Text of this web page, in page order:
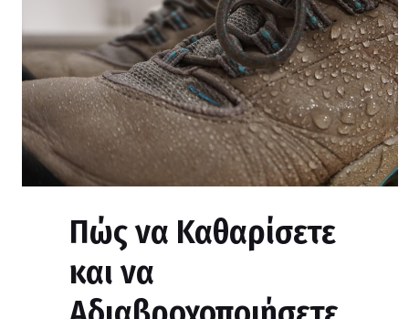
Πώς να Καθαρίσετε
και να